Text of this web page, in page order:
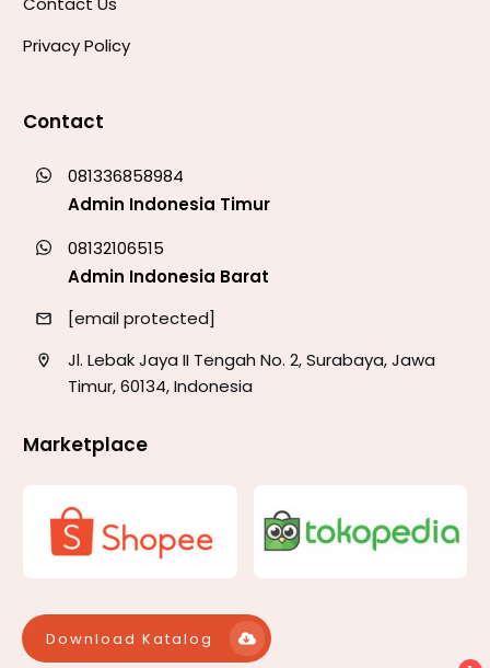
Privacy Policy
Contact
081336858984
Admin Indonesia Timur
08132106515
Admin Indonesia Barat
[email protected]
Jl. Lebak Jaya II Tengah No. 2, Surabaya, Jawa
Timur, 60134, Indonesia
Marketplace
Download Katalog